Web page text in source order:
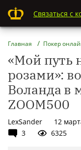
Связаться с
Главная Покер
«Мой путь
розами»:
Воланда в
ZOOM500
LexSander
12
3
6325